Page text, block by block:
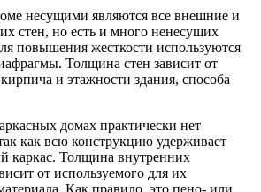
несущими являются все внешние и
стен, но есть и много ненесущих
повышения жесткости используются
Толщина стен зависит от
и этажности здания, способа
домах практически нет
как всю конструкцию удерживает
каркас. Толщина внутренних
от используемого для их
Как правило, это пено- или